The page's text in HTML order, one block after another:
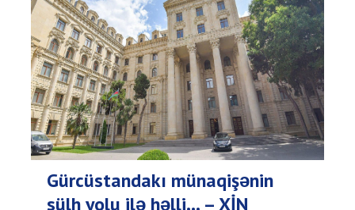
Gürcüstandakı münaqişənin
sülh yolu ilə həlli... – XİN